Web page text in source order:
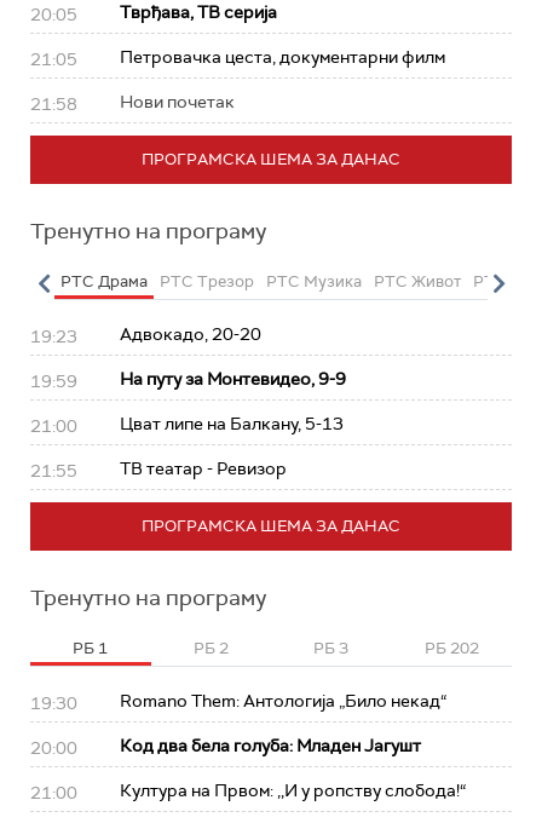
20:05 Тврђава, ТВ серија
21:05 Петровачка цеста, документарни филм
21:58 Нови почетак
ПРОГРАМСКА ШЕМА ЗА ДАНАС
Тренутно на програму
РТС Драма РТС Трезор РТС Музика РТС Живот РТС
19:23 Адвокадо, 20-20
19:59 На путу за Монтевидео, 9-9
21:00 Цват липе на Балкану, 5-13
21:55 ТВ театар - Ревизор
ПРОГРАМСКА ШЕМА ЗА ДАНАС
Тренутно на програму
РБ 1 РБ 2 РБ 3 РБ 202
19:30 Romano Them: Антологија „Било некад“
20:00 Код два бела голуба: Младен Јагушт
21:00 Култура на Првом: ,,И у ропству слобода!“